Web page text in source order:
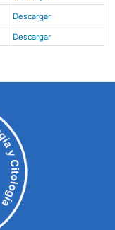
Descargar
Descargar